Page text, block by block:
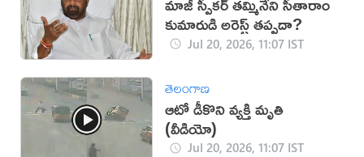
కుమారుడి అరెస్ట్ తప్పదా?
Jul 20, 2026, 11:07 IST
తెలంగాణ
ఆటో డీకొని వ్యక్తి మృతి
(వీడియో)
Jul 20, 2026, 11:07 IST